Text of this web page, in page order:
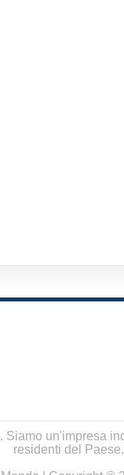
un'impresa
residenti del Paese.